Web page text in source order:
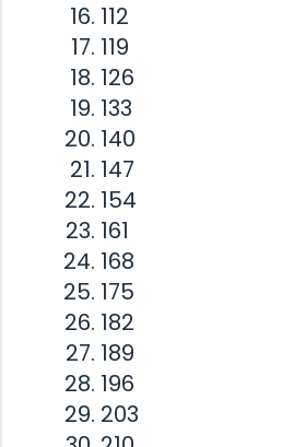
112
119
126
133
140
147
154
161
168
175
182
189
196
203